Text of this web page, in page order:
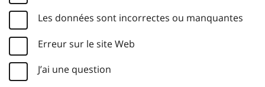
Les données sont incorrectes ou manquantes
Erreur sur le site Web
J’ai une question